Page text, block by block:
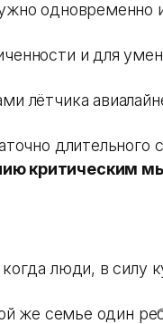
одновременно
и для
лётчика
критическим
когда люди, в
же семье один